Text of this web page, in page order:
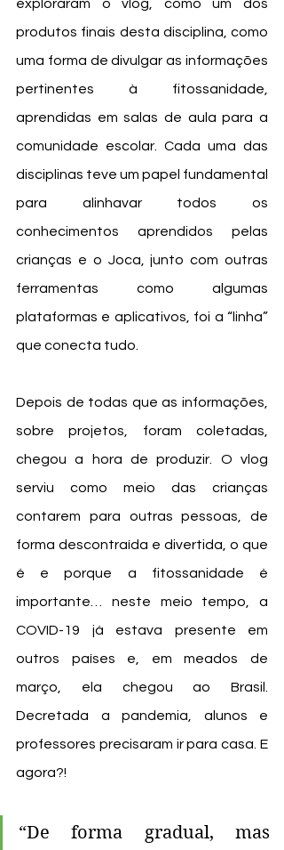
exploraram o vlog, como um dos
produtos finais desta disciplina, como
uma forma de divulgar as informações
pertinentes à fitossanidade,
aprendidas em salas de aula para a
comunidade escolar. Cada uma das
disciplinas teve um papel fundamental
para alinhavar todos os
conhecimentos aprendidos pelas
crianças e o Joca, junto com outras
ferramentas como algumas
plataformas e aplicativos, foi a “linha”
que conecta tudo.
Depois de todas que as informações,
sobre projetos, foram coletadas,
chegou a hora de produzir. O vlog
serviu como meio das crianças
contarem para outras pessoas, de
forma descontraída e divertida, o que
é e porque a fitossanidade é
importante… neste meio tempo, a
COVID-19 já estava presente em
outros países e, em meados de
março, ela chegou ao Brasil.
Decretada a pandemia, alunos e
professores precisaram ir para casa. E
agora?!
“De forma gradual, mas